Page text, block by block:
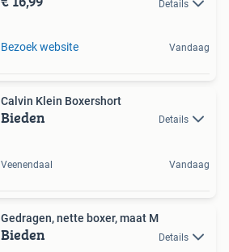
Details
Bezoek website Vandaag
Calvin Klein Boxershort
Bieden Details
Veenendaal Vandaag
Gedragen, nette boxer, maat M
Bieden Details